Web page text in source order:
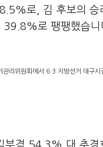
로, 김 후보의 승
로 팽팽했습니
리위원회에서 6·3 지방선거 대구